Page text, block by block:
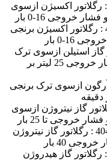
رگلاتور از سوی ترک سری 401.01 : رگلاتور اکسیژن ازسوی
رگولاتور از سوی ترک سری 401.03 : رگلاتور اکسیژن برنجی
403.01 : رگلاتور گاز استیلن ازسوی ترک
برنجی ، فشار ورودی 315 بار و فشار خروجی 25 لیتر بر
رگلاتور گاز آرگون ازسوی ترک برنجی
سری 404.01 و 404.02: رگلاتور گاز نیتروژن ازسوی
فشارشکن از سوی ترک سری 404.03 : رگلاتور گاز نیتروژن
رگلاتور ترک از سوی سری 406.01 : رگلاتور گاز هیدروژن